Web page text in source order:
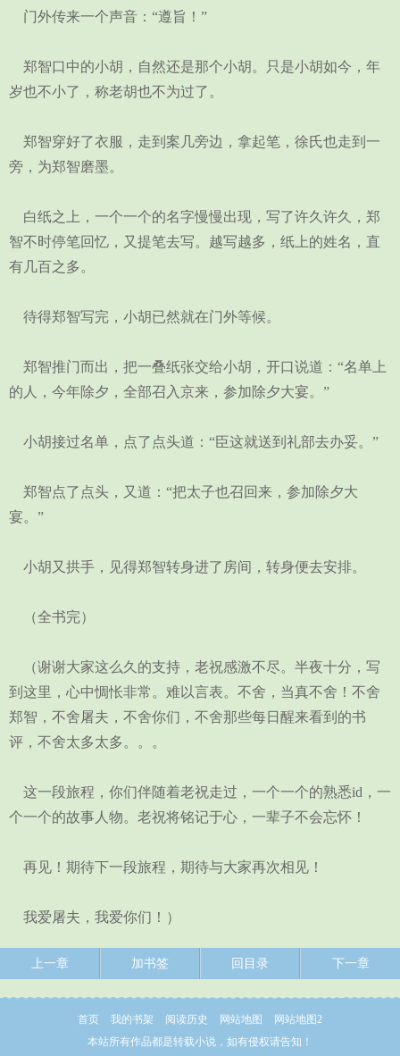
门外传来一个声音：“遵旨！”
郑智口中的小胡，自然还是那个小胡。只是小胡如今，年
岁也不小了，称老胡也不为过了。
郑智穿好了衣服，走到案几旁边，拿起笔，徐氏也走到一
旁，为郑智磨墨。
白纸之上，一个一个的名字慢慢出现，写了许久许久，郑
智不时停笔回忆，又提笔去写。越写越多，纸上的姓名，直
有几百之多。
待得郑智写完，小胡已然就在门外等候。
郑智推门而出，把一叠纸张交给小胡，开口说道：“名单上
的人，今年除夕，全部召入京来，参加除夕大宴。”
小胡接过名单，点了点头道：“臣这就送到礼部去办妥。”
郑智点了点头，又道：“把太子也召回来，参加除夕大
宴。”
小胡又拱手，见得郑智转身进了房间，转身便去安排。
（全书完）
（谢谢大家这么久的支持，老祝感激不尽。半夜十分，写
到这里，心中惆怅非常。难以言表。不舍，当真不舍！不舍
郑智，不舍屠夫，不舍你们，不舍那些每日醒来看到的书
评，不舍太多太多。。。
这一段旅程，你们伴随着老祝走过，一个一个的熟悉id，一
个一个的故事人物。老祝将铭记于心，一辈子不会忘怀！
再见！期待下一段旅程，期待与大家再次相见！
我爱屠夫，我爱你们！）
上一章 加书签 回目录 下一章
首页 我的书架 阅读历史 网站地图
网站地图2
本站所有作品都是转载小说，如有侵权请告知！